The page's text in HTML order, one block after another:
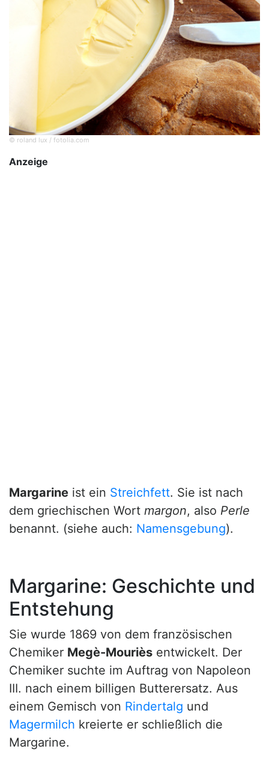
© roland lux / fotolia.com
Anzeige
Margarine ist ein Streichfett. Sie ist nach
dem griechischen Wort margon, also Perle
benannt. (siehe auch: Namensgebung).
Margarine: Geschichte und
Entstehung
Sie wurde 1869 von dem französischen
Chemiker Megè-Mouriès entwickelt. Der
Chemiker suchte im Auftrag von Napoleon
III. nach einem billigen Butterersatz. Aus
einem Gemisch von Rindertalg und
Magermilch kreierte er schließlich die
Margarine.